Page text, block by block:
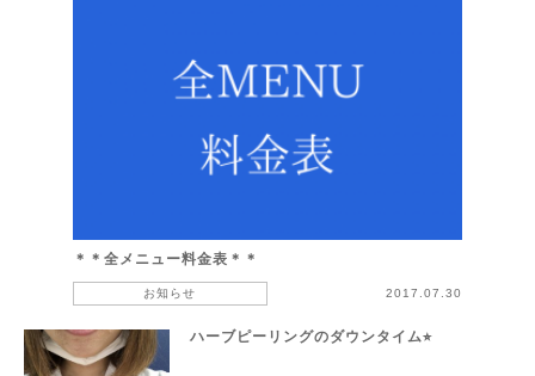
＊＊全メニュー料金表＊＊
お知らせ 2017.07.30
ハーブピーリングのダウンタイム⭐︎